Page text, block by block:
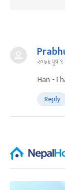
२०७६ पुष ९
Han -
Reply